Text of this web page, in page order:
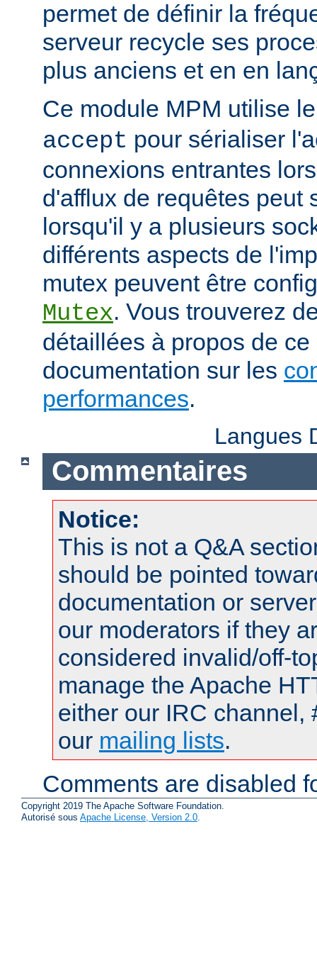
permet de définir la
serveur recycle ses
plus anciens et en en
Ce module MPM utilise
accept pour sérialiser
connexions entrantes
d'afflux de requêtes peut
lorsqu'il y a plusieurs
différents aspects de
mutex peuvent être
Mutex. Vous trouverez
détaillées à propos de
documentation sur les
performances.
Langues
Commentaires
Notice:
This is not a Q&A
should be pointed
documentation or
our moderators if they
considered invalid/off-
manage the Apache
either our IRC channel,
our mailing lists.
Comments are disabled
Copyright 2019 The Apache Software Foundation.
Autorisé sous Apache License, Version 2.0